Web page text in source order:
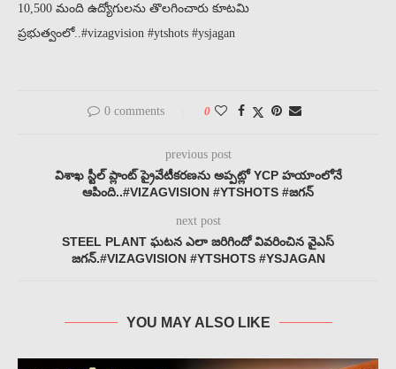
10,500 మంది ఉద్యోగులను తొలగించారు కూటమి
ప్రభుత్వంలో..#vizagvision #ytshots #ysjagan
0 comments 0
previous post
విశాఖ స్టీల్ ప్లాంట్ ప్రైవేటీకరణను అప్పట్లో YCP హయాంలోనే
ఆపింది..#VIZAGVISION #YTSHOTS #జగన్
next post
STEEL PLANT ఘటన ఎలా జరిగిందో వివరించిన వైఎస్
జగన్.#VIZAGVISION #YTSHOTS #YSJAGAN
YOU MAY ALSO LIKE